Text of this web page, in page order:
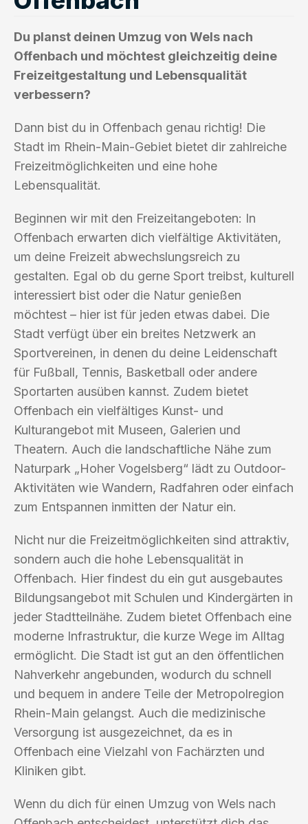
Du planst deinen Umzug von Wels nach
Offenbach und möchtest gleichzeitig deine
Freizeitgestaltung und Lebensqualität
verbessern?
Dann bist du in Offenbach genau richtig! Die
Stadt im Rhein-Main-Gebiet bietet dir zahlreiche
Freizeitmöglichkeiten und eine hohe
Lebensqualität.
Beginnen wir mit den Freizeitangeboten: In
Offenbach erwarten dich vielfältige Aktivitäten,
um deine Freizeit abwechslungsreich zu
gestalten. Egal ob du gerne Sport treibst, kulturell
interessiert bist oder die Natur genießen
möchtest – hier ist für jeden etwas dabei. Die
Stadt verfügt über ein breites Netzwerk an
Sportvereinen, in denen du deine Leidenschaft
für Fußball, Tennis, Basketball oder andere
Sportarten ausüben kannst. Zudem bietet
Offenbach ein vielfältiges Kunst- und
Kulturangebot mit Museen, Galerien und
Theatern. Auch die landschaftliche Nähe zum
Naturpark „Hoher Vogelsberg“ lädt zu Outdoor-
Aktivitäten wie Wandern, Radfahren oder einfach
zum Entspannen inmitten der Natur ein.
Nicht nur die Freizeitmöglichkeiten sind attraktiv,
sondern auch die hohe Lebensqualität in
Offenbach. Hier findest du ein gut ausgebautes
Bildungsangebot mit Schulen und Kindergärten in
jeder Stadtteilnähe. Zudem bietet Offenbach eine
moderne Infrastruktur, die kurze Wege im Alltag
ermöglicht. Die Stadt ist gut an den öffentlichen
Nahverkehr angebunden, wodurch du schnell
und bequem in andere Teile der Metropolregion
Rhein-Main gelangst. Auch die medizinische
Versorgung ist ausgezeichnet, da es in
Offenbach eine Vielzahl von Fachärzten und
Kliniken gibt.
Wenn du dich für einen Umzug von Wels nach